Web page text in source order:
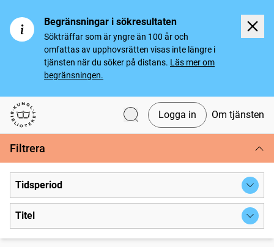
Begränsningar i sökresultaten
Sökträffar som är yngre än 100 år och
omfattas av upphovsrätten visas inte längre i
tjänsten när du söker på distans. Läs mer om
begränsningen.
Svenska tidningar
Logga in Om tjänsten
Filtrera
Tidsperiod
Titel